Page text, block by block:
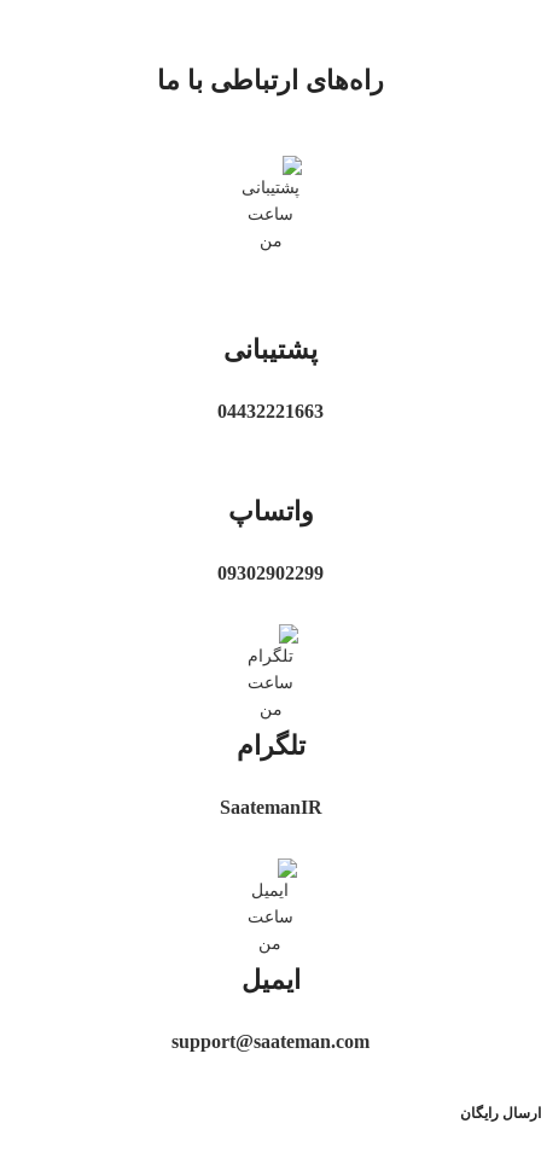
راه‌های ارتباطی با ما
پشتیبانی
04432221663
واتساپ
09302902299
تلگرام
SaatemanIR
ایمیل
support@saateman.com
ارسال رایگان